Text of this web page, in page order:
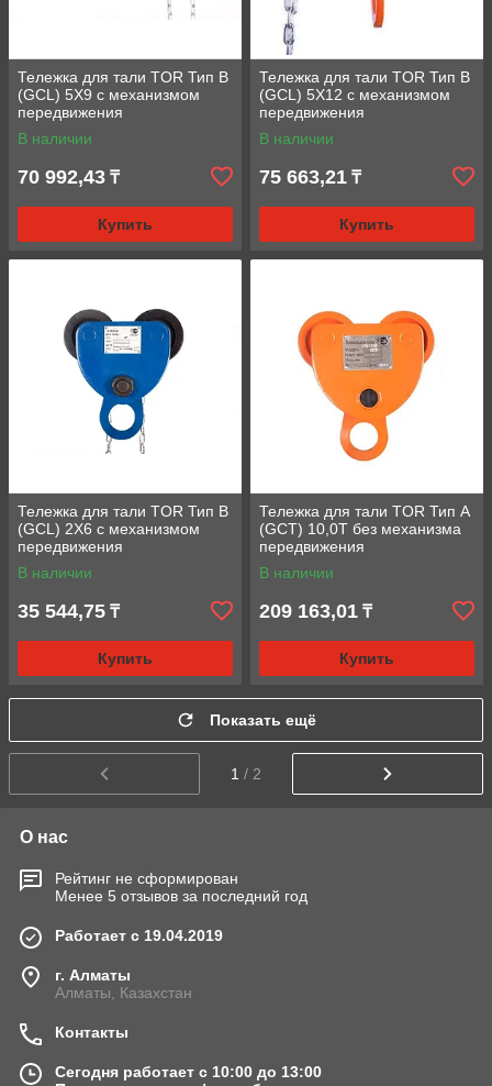
Тележка для тали TOR Тип В
(GCL) 5Х9 с механизмом
передвижения
В наличии
70 992,43 ₸
Купить
Тележка для тали TOR Тип В
(GCL) 5Х12 с механизмом
передвижения
В наличии
75 663,21 ₸
Купить
Тележка для тали TOR Тип В
(GCL) 2Х6 с механизмом
передвижения
В наличии
35 544,75 ₸
Купить
Тележка для тали TOR Тип А
(GCT) 10,0T без механизма
передвижения
В наличии
209 163,01 ₸
Купить
Показать ещё
1 / 2
О нас
Рейтинг не сформирован
Менее 5 отзывов за последний год
Работает с 19.04.2019
г. Алматы
Алматы, Казахстан
Контакты
Сегодня работает с 10:00 до 13:00